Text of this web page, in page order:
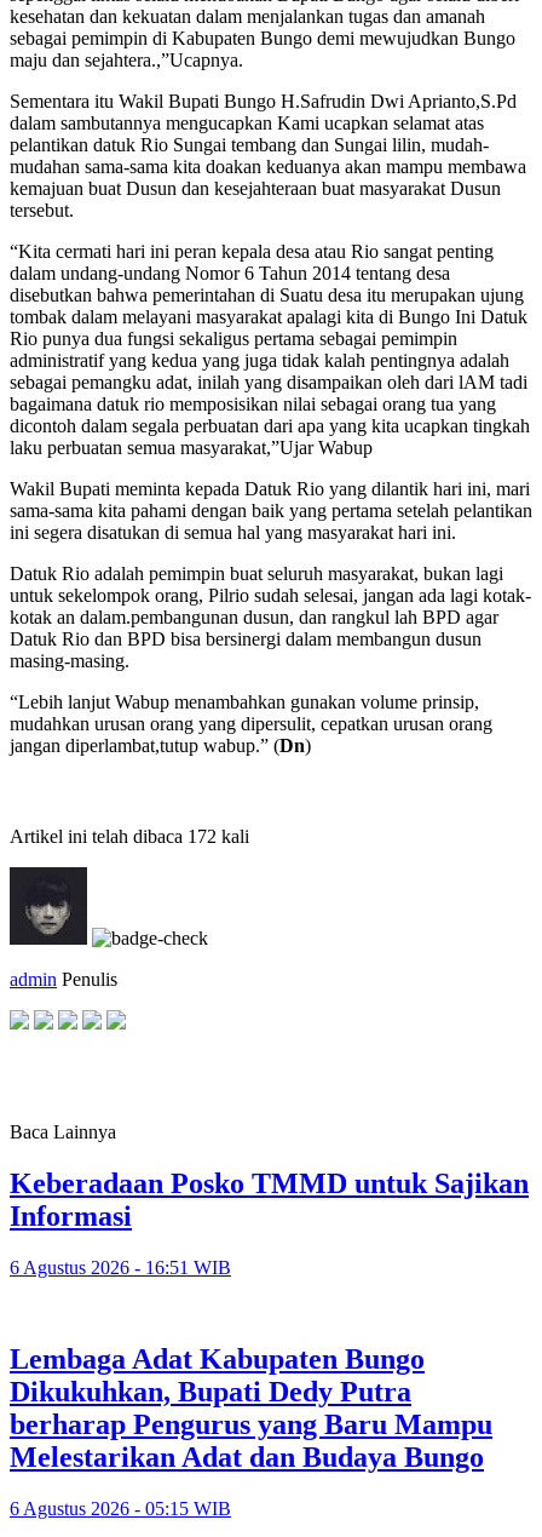
kesehatan dan kekuatan dalam menjalankan tugas dan amanah
sebagai pemimpin di Kabupaten Bungo demi mewujudkan Bungo
maju dan sejahtera.,”Ucapnya.
Sementara itu Wakil Bupati Bungo H.Safrudin Dwi Aprianto,S.Pd
dalam sambutannya mengucapkan Kami ucapkan selamat atas
pelantikan datuk Rio Sungai tembang dan Sungai lilin, mudah-
mudahan sama-sama kita doakan keduanya akan mampu membawa
kemajuan buat Dusun dan kesejahteraan buat masyarakat Dusun
tersebut.
“Kita cermati hari ini peran kepala desa atau Rio sangat penting
dalam undang-undang Nomor 6 Tahun 2014 tentang desa
disebutkan bahwa pemerintahan di Suatu desa itu merupakan ujung
tombak dalam melayani masyarakat apalagi kita di Bungo Ini Datuk
Rio punya dua fungsi sekaligus pertama sebagai pemimpin
administratif yang kedua yang juga tidak kalah pentingnya adalah
sebagai pemangku adat, inilah yang disampaikan oleh dari lAM tadi
bagaimana datuk rio memposisikan nilai sebagai orang tua yang
dicontoh dalam segala perbuatan dari apa yang kita ucapkan tingkah
laku perbuatan semua masyarakat,”Ujar Wabup
Wakil Bupati meminta kepada Datuk Rio yang dilantik hari ini, mari
sama-sama kita pahami dengan baik yang pertama setelah pelantikan
ini segera disatukan di semua hal yang masyarakat hari ini.
Datuk Rio adalah pemimpin buat seluruh masyarakat, bukan lagi
untuk sekelompok orang, Pilrio sudah selesai, jangan ada lagi kotak-
kotak an dalam.pembangunan dusun, dan rangkul lah BPD agar
Datuk Rio dan BPD bisa bersinergi dalam membangun dusun
masing-masing.
“Lebih lanjut Wabup menambahkan gunakan volume prinsip,
mudahkan urusan orang yang dipersulit, cepatkan urusan orang
jangan diperlambat,tutup wabup.” (Dn)
Artikel ini telah dibaca 172 kali
admin Penulis
Baca Lainnya
Keberadaan Posko TMMD untuk Sajikan
Informasi
6 Agustus 2026 - 16:51 WIB
Lembaga Adat Kabupaten Bungo
Dikukuhkan, Bupati Dedy Putra
berharap Pengurus yang Baru Mampu
Melestarikan Adat dan Budaya Bungo
6 Agustus 2026 - 05:15 WIB